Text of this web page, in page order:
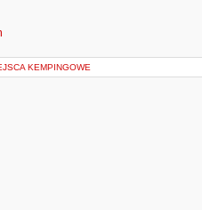
KEMPINGOWE